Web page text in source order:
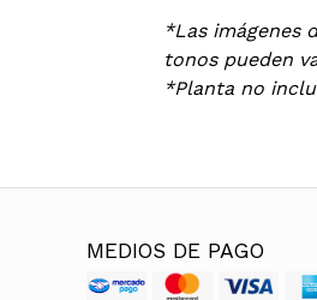
*Las imágenes
tonos pueden
*Planta no
MEDIOS DE PAGO